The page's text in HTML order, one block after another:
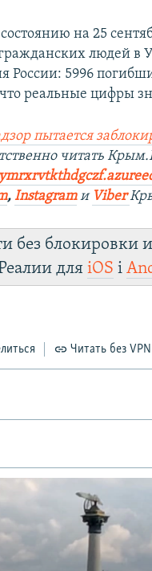
на 25
людей в
России: 5996
реальные цифры
пытается
читать
, Instagram и Viber
без блокировки
дляiOS і
Читать без VPN